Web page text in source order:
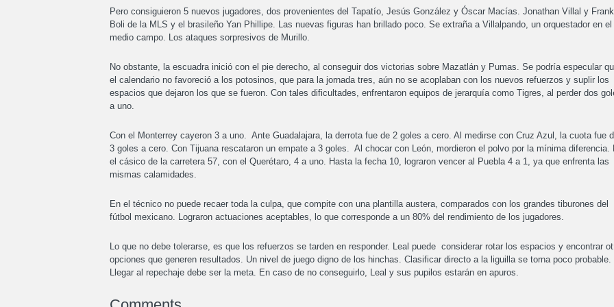
Pero consiguieron 5 nuevos jugadores, dos provenientes del Tapatío, Jesús González y Óscar Macías. Jonathan Villal y Frank
Boli de la MLS y el brasileño Yan Phillipe. Las nuevas figuras han brillado poco. Se extraña a Villalpando, un orquestador en el
medio campo. Los ataques sorpresivos de Murillo.
No obstante, la escuadra inició con el pie derecho, al conseguir dos victorias sobre Mazatlán y Pumas. Se podría especular
el calendario no favoreció a los potosinos, que para la jornada tres, aún no se acoplaban con los nuevos refuerzos y suplir los
espacios que dejaron los que se fueron. Con tales dificultades, enfrentaron equipos de jerarquía como Tigres, al perder dos
a uno.
Con el Monterrey cayeron 3 a uno. Ante Guadalajara, la derrota fue de 2 goles a cero. Al medirse con Cruz Azul, la cuota fue
3 goles a cero. Con Tijuana rescataron un empate a 3 goles. Al chocar con León, mordieron el polvo por la mínima diferencia.
el cásico de la carretera 57, con el Querétaro, 4 a uno. Hasta la fecha 10, lograron vencer al Puebla 4 a 1, ya que enfrenta las
mismas calamidades.
En el técnico no puede recaer toda la culpa, que compite con una plantilla austera, comparados con los grandes tiburones del
fútbol mexicano. Lograron actuaciones aceptables, lo que corresponde a un 80% del rendimiento de los jugadores.
Lo que no debe tolerarse, es que los refuerzos se tarden en responder. Leal puede considerar rotar los espacios y encontrar
opciones que generen resultados. Un nivel de juego digno de los hinchas. Clasificar directo a la liguilla se torna poco probable.
Llegar al repechaje debe ser la meta. En caso de no conseguirlo, Leal y sus pupilos estarán en apuros.